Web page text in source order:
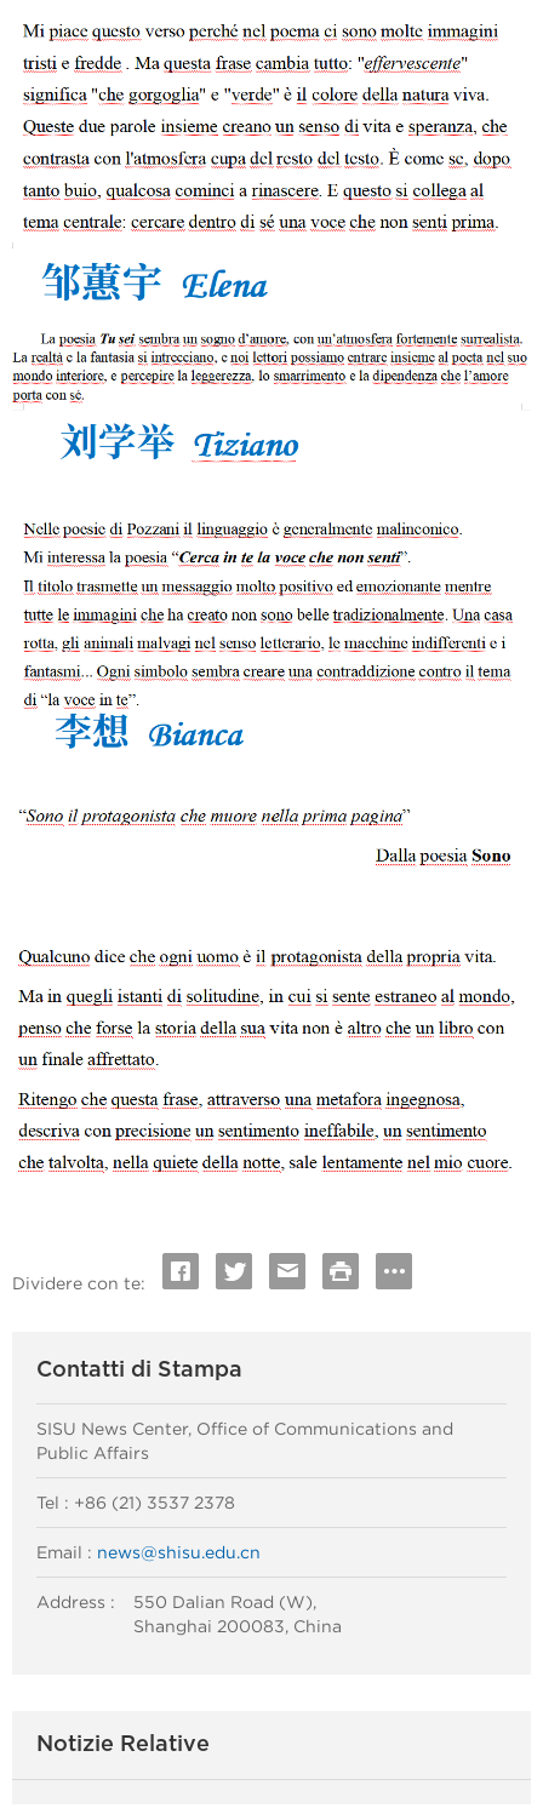
Dividere con te:
Contatti di Stampa
SISU News Center, Office of Communications and
Public Affairs
Tel : +86 (21) 3537 2378
Email : news@shisu.edu.cn
Address :
550 Dalian Road (W),
Shanghai 200083, China
Notizie Relative